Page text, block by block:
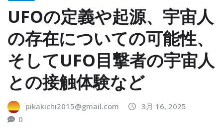
UFOの定義や起源、宇宙人
の存在についての可能性、
そしてUFO目撃者の宇宙人
との接触体験など
pikakichi2015@gmail.com
3月 16, 2025
0